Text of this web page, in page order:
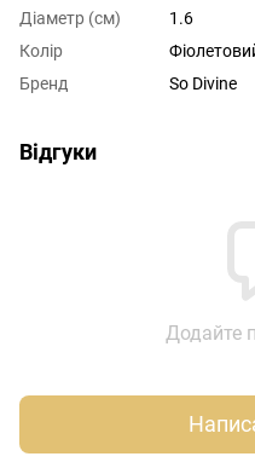
Діаметр (см)
1.6
Колір
Бренд
So Divine
Відгуки
Додайте